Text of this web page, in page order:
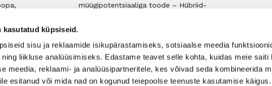
kasutatud küpsiseid.
sisu ja reklaamide isikupärastamiseks, sotsiaalse meedia
liikluse analüüsimiseks. Edastame teavet selle kohta, kuidas meie saiti
meedia, reklaami- ja analüüsipartneritele, kes võivad seda kombineerida
esitanud või mida nad on kogunud teiepoolse teenuste kasutamise käigus.
olnud kohalik
ja
müügipotentsiaaliga toode – Hübriid-
Vaata kõiki